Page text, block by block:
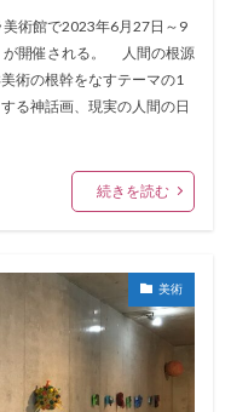
術館で2023年6月27日～9
が開催される。 人間の根源
術の根幹をなすテーマの1
る神話画、現実の人間の日
続きを読む
美術